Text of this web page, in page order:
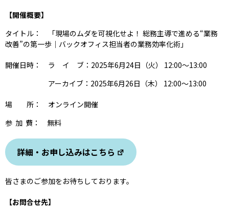
【開催概要】
タイトル： 「現場のムダを可視化せよ！ 総務主導で進める“業務
改善”の第一歩｜バックオフィス担当者の業務効率化術」
開催日時： ラ イ ブ：2025年6月24日（火） 12:00〜13:00
アーカイブ：2025年6月26日（木） 12:00〜13:00
場 所： オンライン開催
参 加 費： 無料
詳細・お申し込みはこちら
皆さまのご参加をお待ちしております。
【お問合せ先】